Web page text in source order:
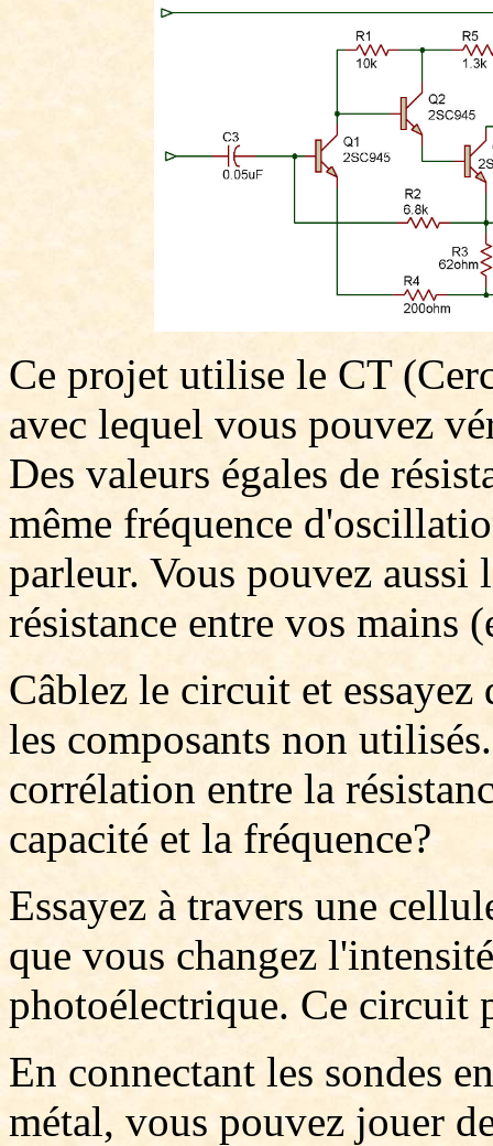
Ce projet utilise le CT
avec lequel vous pouvez
Des valeurs égales de
même fréquence
parleur. Vous pouvez
résistance entre vos
Câblez le circuit et essayez
les composants non
corrélation entre la
capacité et la fréquence?
Essayez à travers une
que vous changez
photoélectrique. Ce circuit
En connectant les sondes
métal, vous pouvez jouer